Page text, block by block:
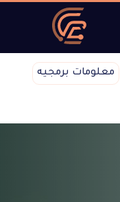
معلومات برمجيه